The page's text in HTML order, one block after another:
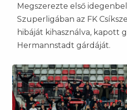
Megszerezte első
Szuperligában az FK
hibáját kihasználva, kapott
Hermannstadt gárdáját.